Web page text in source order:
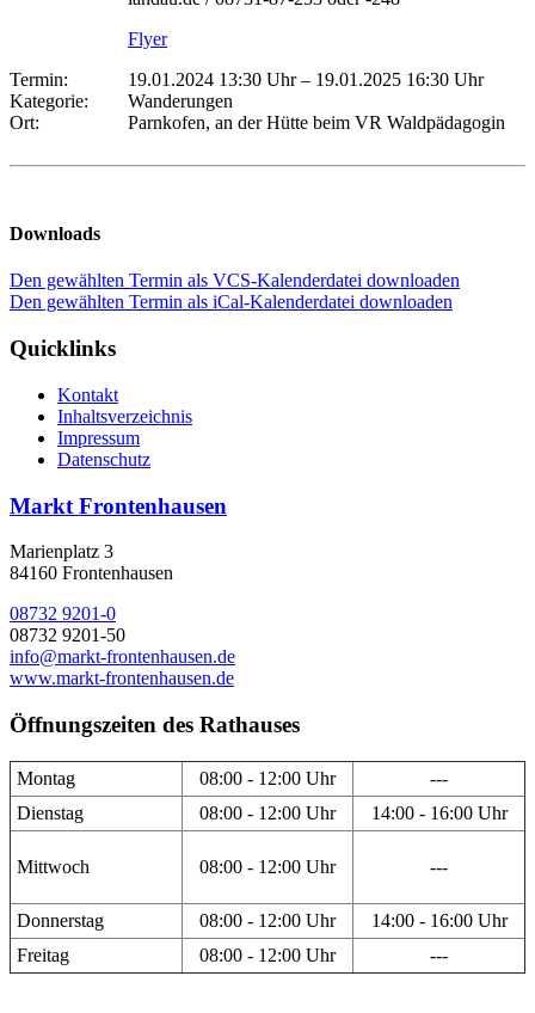
Flyer
Termin:
19.01.2024 13:30 Uhr– 19.01.2025 16:30 Uhr
Kategorie:
Wanderungen
Ort:
Parnkofen, an der Hütte beim VR Waldpädagogin
Downloads
Den gewählten Termin als VCS-Kalenderdatei downloaden
Den gewählten Termin als iCal-Kalenderdatei downloaden
Quicklinks
Kontakt
Inhaltsverzeichnis
Impressum
Datenschutz
Markt Frontenhausen
Marienplatz 3
84160 Frontenhausen
08732 9201-0
08732 9201-50
info@markt-frontenhausen.de
www.markt-frontenhausen.de
Öffnungszeiten des Rathauses
Montag 08:00 - 12:00 Uhr
---
Dienstag
08:00 - 12:00 Uhr 14:00 - 16:00 Uhr
Mittwoch 08:00 - 12:00 Uhr ---
Donnerstag 08:00 - 12:00 Uhr
14:00 - 16:00 Uhr
Freitag
08:00 - 12:00 Uhr ---